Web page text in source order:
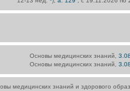
Основы медицинских знаний,
Основы медицинских знаний,
медицинских знаний и здорового